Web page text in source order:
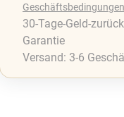
Geschäftsbedingungen
30-Tage-Geld-
Garantie
Versand: 3-6